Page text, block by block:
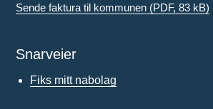
Sende faktura til kommunen (PDF, 83 kB)
Snarveier
Fiks mitt nabolag